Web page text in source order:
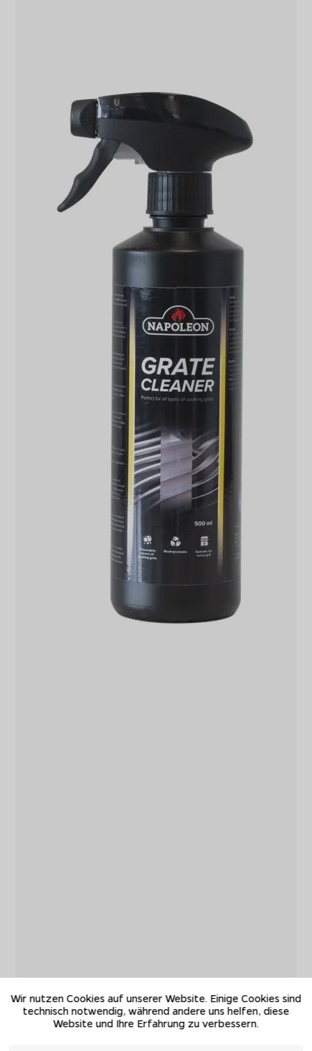
Wir nutzen Cookies auf unserer Website. Einige Cookies sind
technisch notwendig, während andere uns helfen, diese
Website und Ihre Erfahrung zu verbessern.